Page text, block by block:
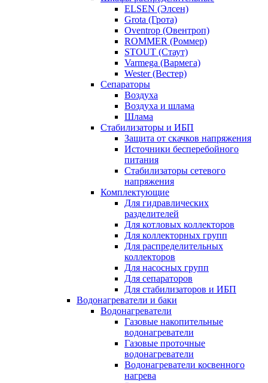
ELSEN (Элсен)
Grota (Грота)
Oventrop (Овентроп)
ROMMER (Роммер)
STOUT (Стаут)
Varmega (Вармега)
Wester (Вестер)
Сепараторы
Воздуха
Воздуха и шлама
Шлама
Стабилизаторы и ИБП
Защита от скачков напряжения
Источники бесперебойного
питания
Стабилизаторы сетевого
напряжения
Комплектующие
Для гидравлических
разделителей
Для котловых коллекторов
Для коллекторных групп
Для распределительных
коллекторов
Для насосных групп
Для сепараторов
Для стабилизаторов и ИБП
Водонагреватели и баки
Водонагреватели
Газовые накопительные
водонагреватели
Газовые проточные
водонагреватели
Водонагреватели косвенного
нагрева